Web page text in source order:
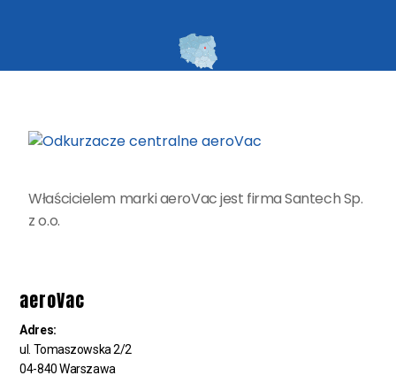
Właścicielem marki aeroVac jest firma Santech Sp.
z o.o.
aeroVac
Adres:
ul. Tomaszowska 2/2
04-840 Warszawa